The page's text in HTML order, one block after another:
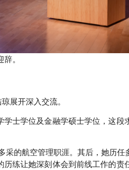
。
展开深入交流。
士学位及金融学硕士学位，这段
的航空管理职涯。其后，她历任
练让她深刻体会到前线工作的责